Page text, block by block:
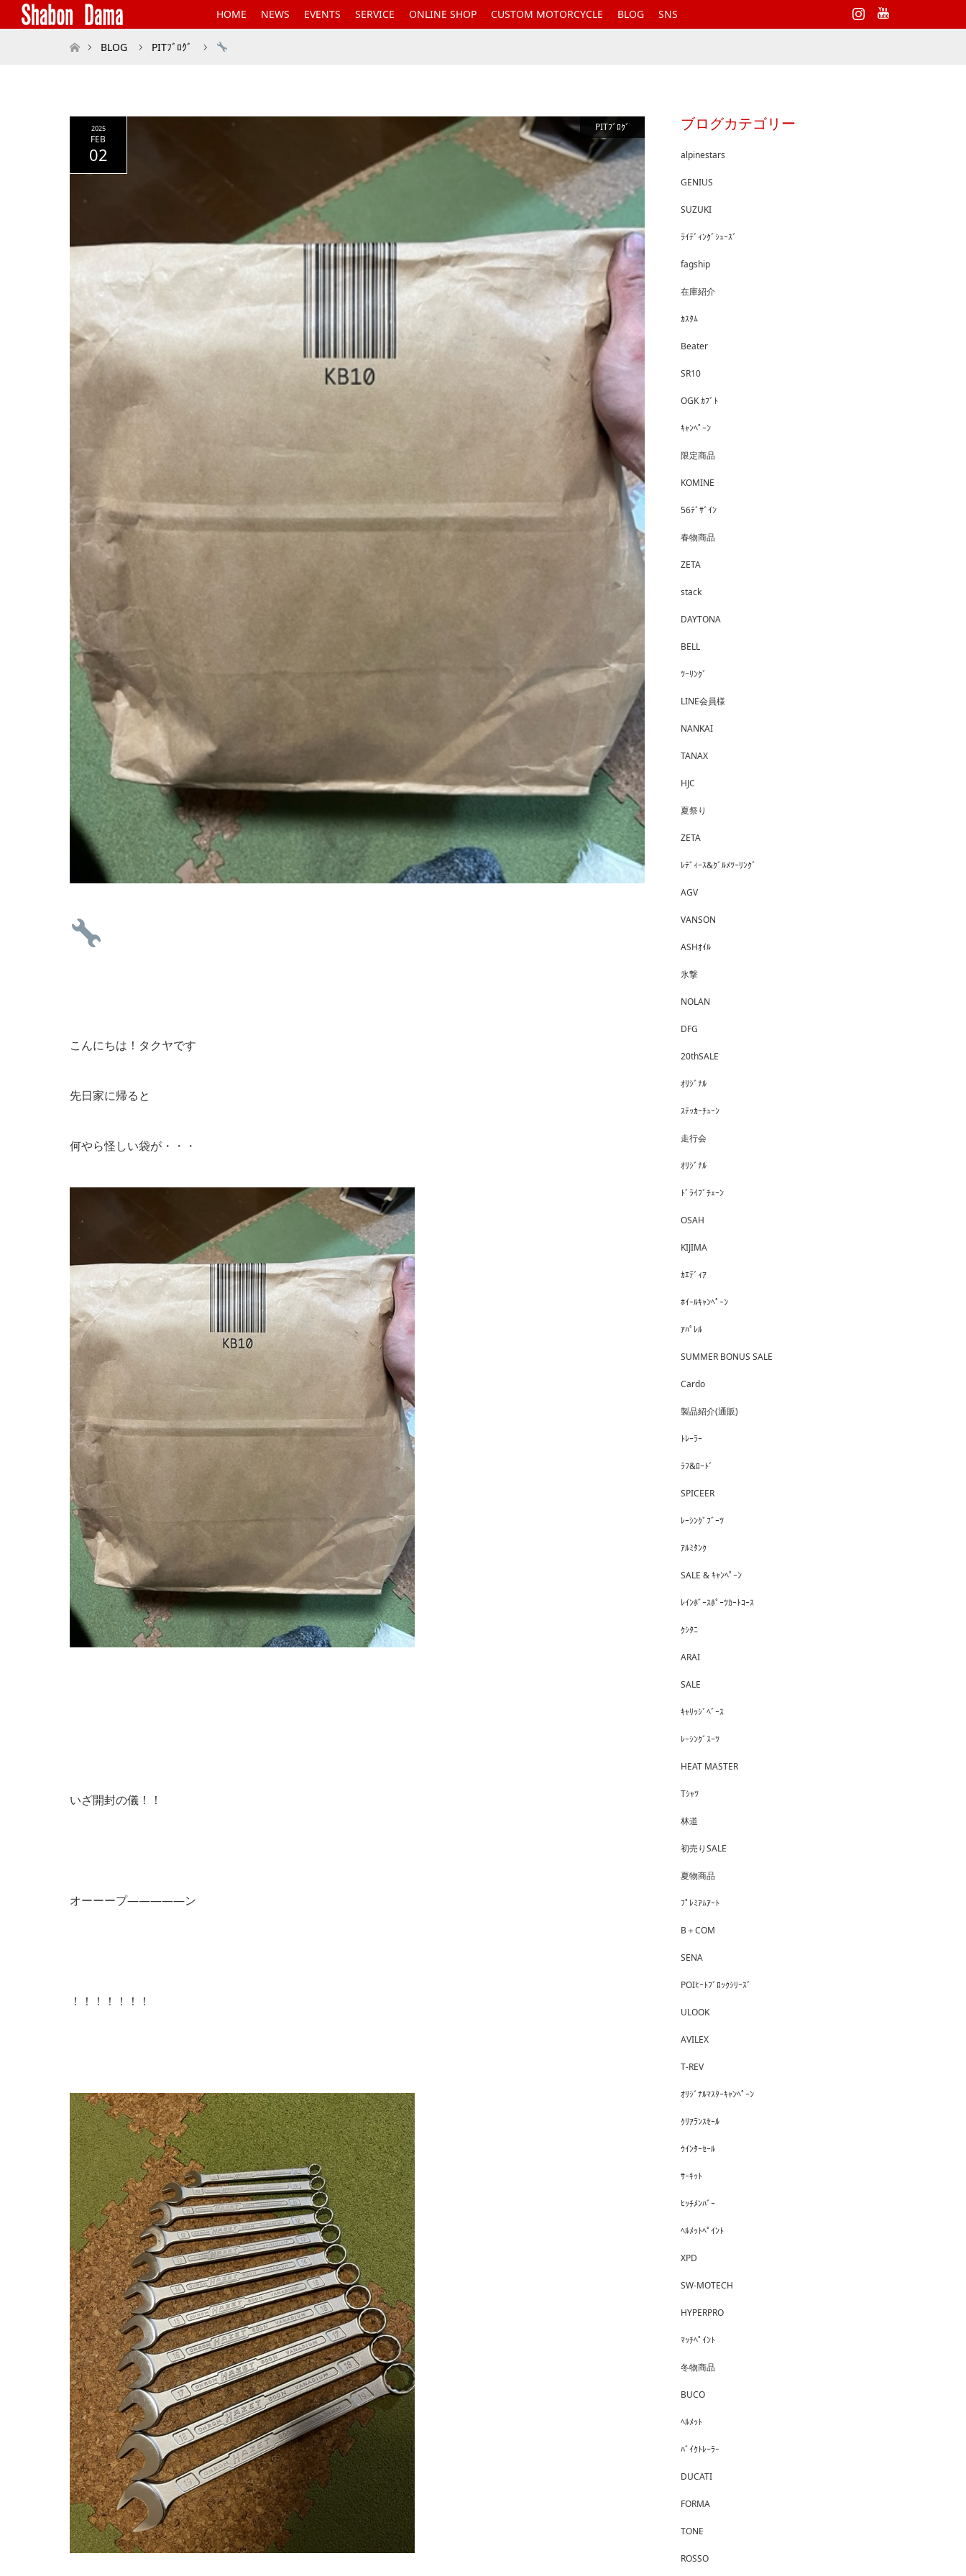
HOME NEWS EVENTS SERVICE ONLINE SHOP CUSTOM MOTORCYCLE BLOG SNS
ホームBLOG PITﾌﾞﾛｸﾞ
2025
FEB
02
PITﾌﾞﾛｸﾞ
こんにちは！タクヤです
先日家に帰ると
何やら怪しい袋が・・・
いざ開封の儀！！
オーーープ―――――ン
！！！！！！！
ブログカテゴリー
alpinestars
GENIUS
SUZUKI
ﾗｲﾃﾞｨﾝｸﾞｼｭｰｽﾞ
fagship
在庫紹介
ｶｽﾀﾑ
Beater
SR10
OGK ｶﾌﾞﾄ
ｷｬﾝﾍﾟｰﾝ
限定商品
KOMINE
56ﾃﾞｻﾞｲﾝ
春物商品
ZETA
stack
DAYTONA
BELL
ﾂｰﾘﾝｸﾞ
LINE会員様
NANKAI
TANAX
HJC
夏祭り
ZETA
ﾚﾃﾞｨｰｽ&ｸﾞﾙﾒﾂｰﾘﾝｸﾞ
AGV
VANSON
ASHｵｲﾙ
氷撃
NOLAN
DFG
20thSALE
ｵﾘｼﾞﾅﾙ
ｽﾃｯｶｰﾁｭｰﾝ
走行会
ｵﾘｼﾞﾅﾙ
ﾄﾞﾗｲﾌﾞﾁｪｰﾝ
OSAH
KIJIMA
ｶｴﾃﾞｨｱ
ﾎｲｰﾙｷｬﾝﾍﾟｰﾝ
ｱﾊﾟﾚﾙ
SUMMER BONUS SALE
Cardo
製品紹介(通販)
ﾄﾚｰﾗｰ
ﾗﾌ&ﾛｰﾄﾞ
SPICEER
ﾚｰｼﾝｸﾞﾌﾞｰﾂ
ｱﾙﾐﾀﾝｸ
SALE & ｷｬﾝﾍﾟｰﾝ
ﾚｲﾝﾎﾞｰｽﾎﾟｰﾂｶｰﾄｺｰｽ
ｸｼﾀﾆ
ARAI
SALE
ｷｬﾘｯｼﾞﾍﾞｰｽ
ﾚｰｼﾝｸﾞｽｰﾂ
HEAT MASTER
Tｼｬﾂ
林道
初売りSALE
夏物商品
ﾌﾟﾚﾐｱﾑｱｰﾄ
B＋COM
SENA
POIﾋｰﾄﾌﾞﾛｯｸｼﾘｰｽﾞ
ULOOK
AVILEX
T-REV
ｵﾘｼﾞﾅﾙﾏｽﾀｰｷｬﾝﾍﾟｰﾝ
ｸﾘｱﾗﾝｽｾｰﾙ
ｳｲﾝﾀｰｾｰﾙ
ｻｰｷｯﾄ
ﾋｯﾁﾒﾝﾊﾞｰ
ﾍﾙﾒｯﾄﾍﾟｲﾝﾄ
XPD
SW-MOTECH
HYPERPRO
ﾏｯﾁﾍﾟｲﾝﾄ
冬物商品
BUCO
ﾍﾙﾒｯﾄ
ﾊﾞｲｸﾄﾚｰﾗｰ
DUCATI
FORMA
TONE
ROSSO